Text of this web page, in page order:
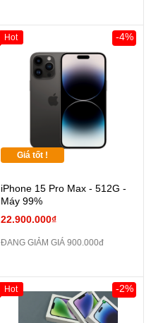
Giá tốt !
iPhone 15 Pro Max - 512G -
Máy 99%
22.900.000₫
-4%
ĐANG GIẢM GIÁ 900.000đ
Hot
-2%
Hot